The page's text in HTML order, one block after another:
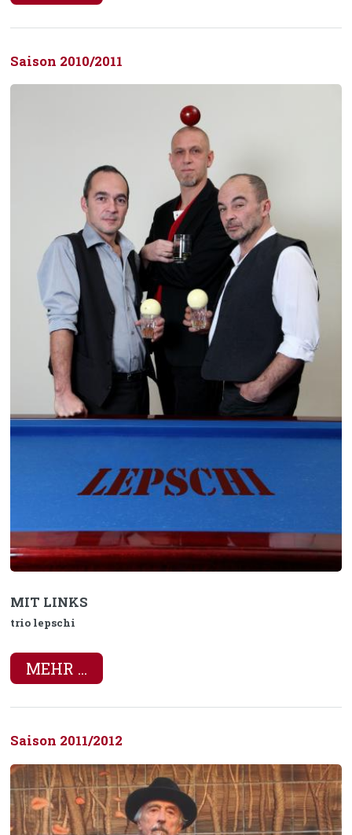
Saison 2010/2011
MIT LINKS
trio lepschi
MEHR ...
Saison 2011/2012